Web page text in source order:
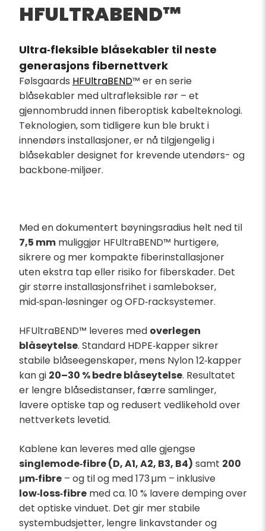
HFULTRABEND™
Ultra‑fleksible blåsekabler til neste
generasjons fibernettverk
Følsgaards HFUltraBEND™ er en serie
blåsekabler med ultrafleksible rør – et
gjennombrudd innen fiberoptisk kabelteknologi.
Teknologien, som tidligere kun ble brukt i
innendørs installasjoner, er nå tilgjengelig i
blåsekabler designet for krevende utendørs- og
backbone‑miljøer.
Med en dokumentert bøyningsradius helt ned til
7,5 mm muliggjør HFUltraBEND™ hurtigere,
sikrere og mer kompakte fiberinstallasjoner
uten ekstra tap eller risiko for fiberskader. Det
gir større installasjonsfrihet i samlebokser,
mid‑span‑løsninger og OFD‑racksystemer.
HFUltraBEND™ leveres med overlegen
blåseytelse. Standard HDPE‑kapper sikrer
stabile blåseegenskaper, mens Nylon 12‑kapper
kan gi 20–30 % bedre blåseytelse. Resultatet
er lengre blåsedistanser, færre samlinger,
lavere optiske tap og redusert vedlikehold over
nettverkets levetid.
Kablene kan leveres med alle gjengse
singlemode‑fibre (D, A1, A2, B3, B4) samt 200
μm‑fibre – og til og med 173 µm – inklusive
low‑loss‑fibre med ca. 10 % lavere demping over
det optiske vinduet. Det gir mer stabile
systembudsjetter, lengre linkavstander og